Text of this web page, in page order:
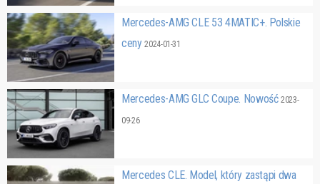
Mercedes-AMG CLE 53 4MATIC+. Polskie
ceny2024-01-31
Mercedes-AMG GLC Coupe. Nowość2023-
09-26
Mercedes CLE. Model, który zastąpi dwa